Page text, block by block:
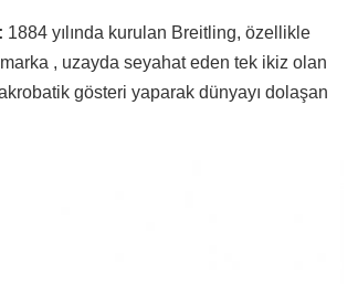
1884 yılında kurulan Breitling, özellikle
, uzayda seyahat eden tek ikiz olan
gösteri yaparak dünyayı dolaşan